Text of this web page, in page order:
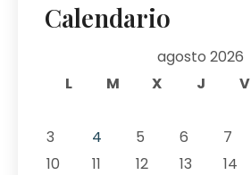
Calendario
agosto 2026
L
M X J V
3
4 5 6 7
10
11 12 13 14